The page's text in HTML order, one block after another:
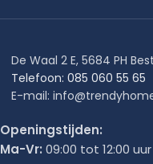
De Waal 2 E, 5684 PH
Telefoon: 085 060 55 65
E-mail:
Openingstijden:
Ma-Vr: 09:00 tot 12:00 uur